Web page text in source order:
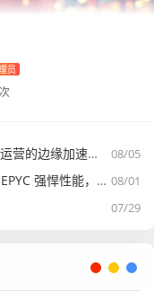
折后价/
员
08/05
的边缘加速平台
08/01
能，拼团价真香！
07/29